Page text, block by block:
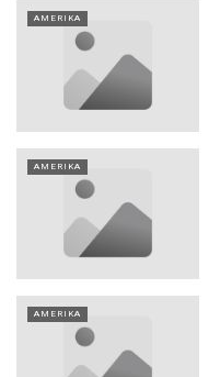
AMERIKA
AMERIKA
AMERIKA